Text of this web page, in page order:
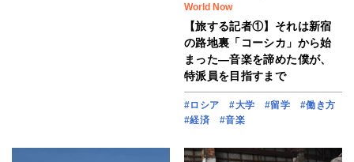
World Now
【旅する記者①】それは新宿
の路地裏「コーシカ」から始
まった―音楽を諦めた僕が、
特派員を目指すまで
#ロシア #大学 #留学
#働き方
#経済
#音楽